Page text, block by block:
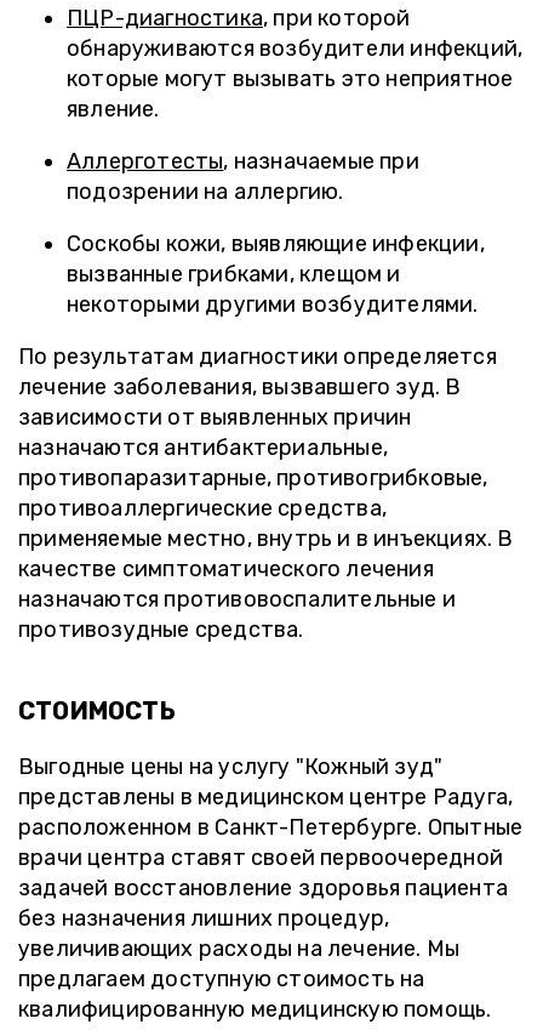
ПЦР-диагностика, при которой
обнаруживаются возбудители инфекций,
которые могут вызывать это неприятное
явление.
Аллерготесты, назначаемые при
подозрении на аллергию.
Соскобы кожи, выявляющие инфекции,
вызванные грибками, клещом и
некоторыми другими возбудителями.
По результатам диагностики определяется
лечение заболевания, вызвавшего зуд. В
зависимости от выявленных причин
назначаются антибактериальные,
противопаразитарные, противогрибковые,
противоаллергические средства,
применяемые местно, внутрь и в инъекциях. В
качестве симптоматического лечения
назначаются противовоспалительные и
противозудные средства.
СТОИМОСТЬ
Выгодные цены на услугу "Кожный зуд"
представлены в медицинском центре Радуга,
расположенном в Санкт-Петербурге. Опытные
врачи центра ставят своей первоочередной
задачей восстановление здоровья пациента
без назначения лишних процедур,
увеличивающих расходы на лечение. Мы
предлагаем доступную стоимость на
квалифицированную медицинскую помощь.